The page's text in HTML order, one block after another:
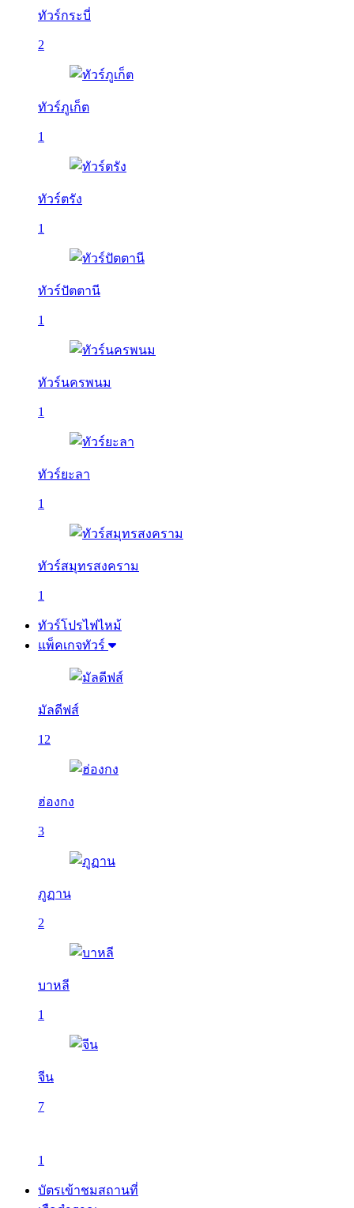
ทัวร์กระบี่
2
ทัวร์ภูเก็ต
1
ทัวร์ตรัง
1
ทัวร์ปัตตานี
1
ทัวร์นครพนม
1
ทัวร์ยะลา
1
ทัวร์สมุทรสงคราม
1
ทัวร์โปรไฟไหม้
แพ็คเกจทัวร์
มัลดีฟส์
12
ฮ่องกง
3
ภูฏาน
2
บาหลี
1
จีน
7
1
บัตรเข้าชมสถานที่